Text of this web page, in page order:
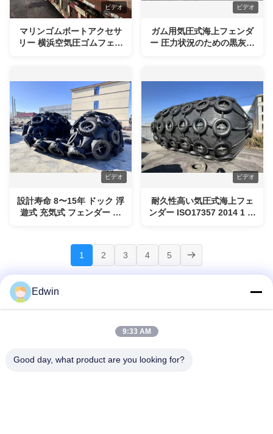
ビデオ
マリンゴムボートアクセサ
リー 横浜空気圧ゴムフェン
ビデオ
ガム用気圧式海上フェンダ
ー 圧力状況のための黒灰色
ビデオ
設計寿命 8〜15年 ドック 浮
遊式 充気式 フェンダー 高
ビデオ
耐久性高い気圧式海上フェ
ンダー ISO17357 2014 1 実
計
1
2 3 4 5
わたしたち に つい て工場 ツアー
Edwin
9:33 AM
Good day, what product are you looking for?